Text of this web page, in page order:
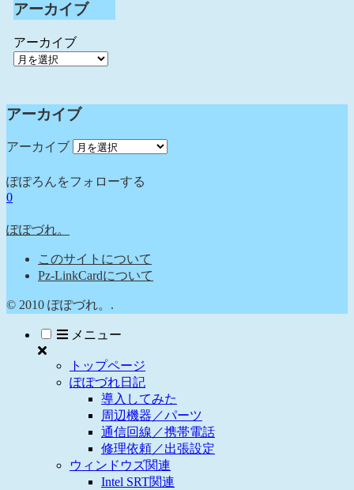
アーカイブ
アーカイブ
アーカイブ
アーカイブ
ぽぽろんをフォローする
0
ぽぽづれ。
このサイトについて
Pz-LinkCardについて
© 2010 ぽぽづれ。.
メニュー
トップページ
ぽぽづれ日記
導入してみた
周辺機器／パーツ
通信回線／携帯電話
修理依頼／出張設定
ウィンドウズ関連
Intel SRT関連